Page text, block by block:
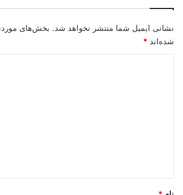
نشانی ایمیل شما منتشر نخواهد شد. بخش‌های
شده‌اند *